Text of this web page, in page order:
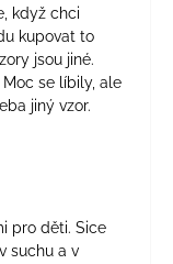
když chci
kupovat to
jsou jiné.
se líbily, ale
jiný vzor.
hvězdiček.
pro děti. Sice
suchu a v